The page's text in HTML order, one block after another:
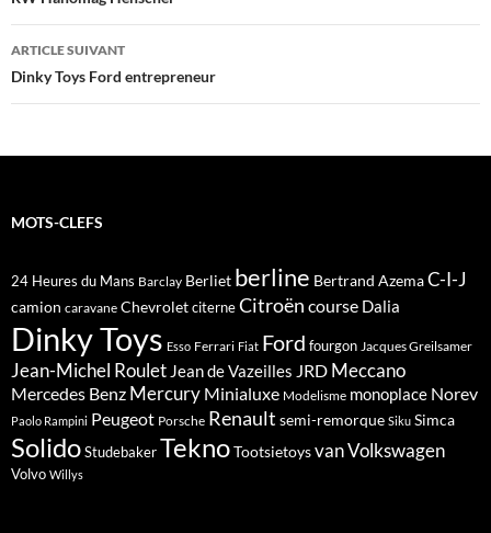
articles
ARTICLE SUIVANT
Dinky Toys Ford entrepreneur
MOTS-CLEFS
24 Heures du Mans Barclay Berliet berline Bertrand AzemaC-I-J
camion caravane ChevroletciterneCitroën course Dalia
Dinky Toys Esso Ferrari Fiat Ford fourgon Jacques Greilsamer
Jean-Michel Roulet Jean de Vazeilles JRD Meccano
Mercedes Benz Mercury Minialuxe Modelisme monoplace Norev
Paolo Rampini Peugeot Porsche Renault semi-remorque Siku Simca
SolidoStudebakerTeknoTootsietoysvanVolkswagen
Volvo Willys